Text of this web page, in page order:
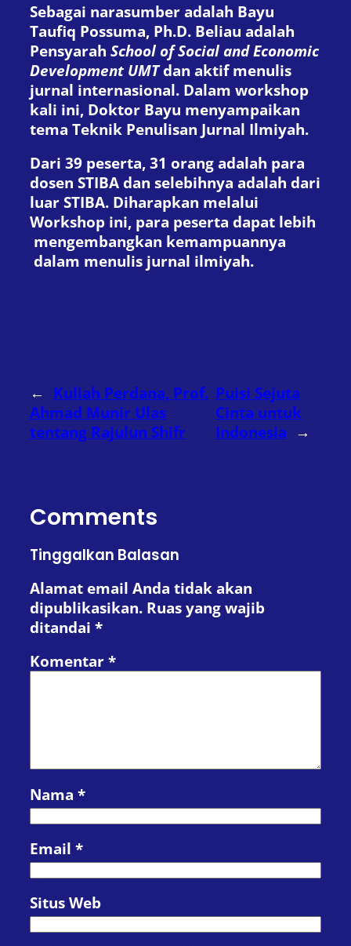
Sebagai narasumber adalah Bayu
Taufiq Possuma, Ph.D. Beliau adalah
Pensyarah School of Social and Economic
Development UMTdan aktif menulis
jurnal internasional. Dalam workshop
kali ini, Doktor Bayu menyampaikan
tema Teknik Penulisan Jurnal Ilmiyah.
Dari 39 peserta, 31 orang adalah para
dosen STIBA dan selebihnya adalah dari
luar STIBA. Diharapkan melalui
Workshop ini, para peserta dapat lebih
mengembangkan kemampuannya
dalam menulis jurnal ilmiyah.
← Kuliah Perdana, Prof.
Ahmad Munir Ulas
tentang Rajulun Shifr
Puisi Sejuta
Cinta untuk
Indonesia →
Comments
Tinggalkan Balasan
Alamat email Anda tidak akan
dipublikasikan. Ruas yang wajib
ditandai *
Komentar *
Nama *
Email *
Situs Web